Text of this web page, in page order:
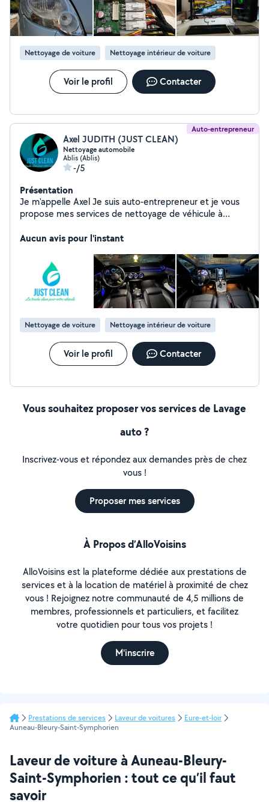
Nettoyage de voiture Nettoyage intérieur de voiture
Voir le profil Contacter
Auto-entrepreneur
Axel JUDITH (JUST CLEAN)
Nettoyage automobile
Ablis (Ablis)
-/5
Présentation
Je m'appelle Axel Je suis auto-entrepreneur et je vous
propose mes services de nettoyage de véhicule à
entièrement autonome en eau et électricité.
Aucun avis pour l'instant
Nettoyage de voiture Nettoyage intérieur de voiture
Voir le profil Contacter
Vous souhaitez proposer vos services de Lavage
auto ?
Inscrivez-vous et répondez aux demandes près de chez
vous !
Proposer mes services
À Propos d’AlloVoisins
AlloVoisins est la plateforme dédiée aux prestations de
services et à la location de matériel à proximité de chez
vous ! Rejoignez notre communauté de 4,5 millions de
membres, professionnels et particuliers, et facilitez
votre quotidien pour tous vos projets !
M'inscrire
Prestations de services Laveur de voitures
Eure-et-loir
Auneau-Bleury-Saint-Symphorien
Laveur de voiture à Auneau-Bleury-
Saint-Symphorien : tout ce qu’il faut
savoir